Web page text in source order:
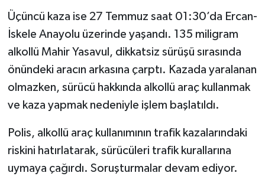
Üçüncü kaza ise 27 Temmuz saat 01:30’da Ercan-
İskele Anayolu üzerinde yaşandı. 135 miligram
alkollü Mahir Yasavul, dikkatsiz sürüşü sırasında
önündeki aracın arkasına çarptı. Kazada yaralanan
olmazken, sürücü hakkında alkollü araç kullanmak
ve kaza yapmak nedeniyle işlem başlatıldı.
Polis, alkollü araç kullanımının trafik kazalarındaki
riskini hatırlatarak, sürücüleri trafik kurallarına
uymaya çağırdı. Soruşturmalar devam ediyor.